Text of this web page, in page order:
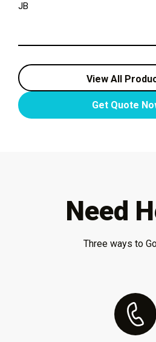
JB
View All
Get Quote
Need
Three ways to